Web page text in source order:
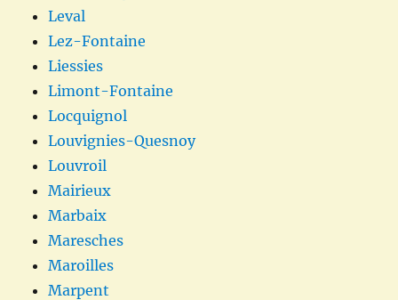
Leval
Lez-Fontaine
Liessies
Limont-Fontaine
Locquignol
Louvignies-Quesnoy
Louvroil
Mairieux
Marbaix
Maresches
Maroilles
Marpent